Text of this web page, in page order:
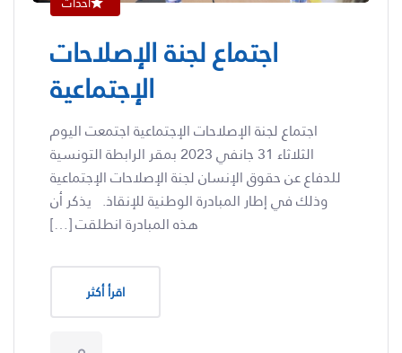
اجتماع لجنة الإصلاحات
الإجتماعية
اجتماع لجنة الإصلاحات الإجتماعية اجتمعت اليوم
الثلاثاء 31 جانفي 2023 بمقر الرابطة التونسية
للدفاع عن حقوق الإنسان لجنة الإصلاحات الإجتماعية
وذلك في إطار المبادرة الوطنية للإنقاذ. يذكر أن
هذه المبادرة انطلقت […]
اقرأ أكثر